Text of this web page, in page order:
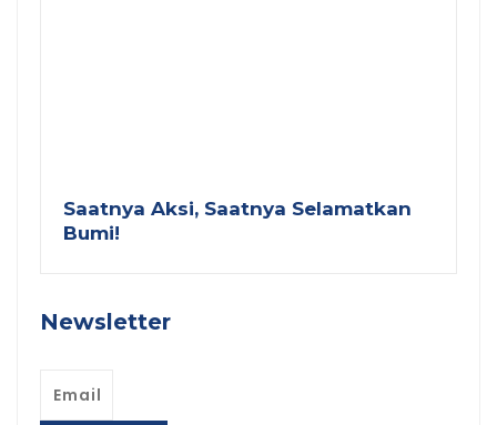
Saatnya Aksi, Saatnya Selamatkan
Bumi!
Newsletter